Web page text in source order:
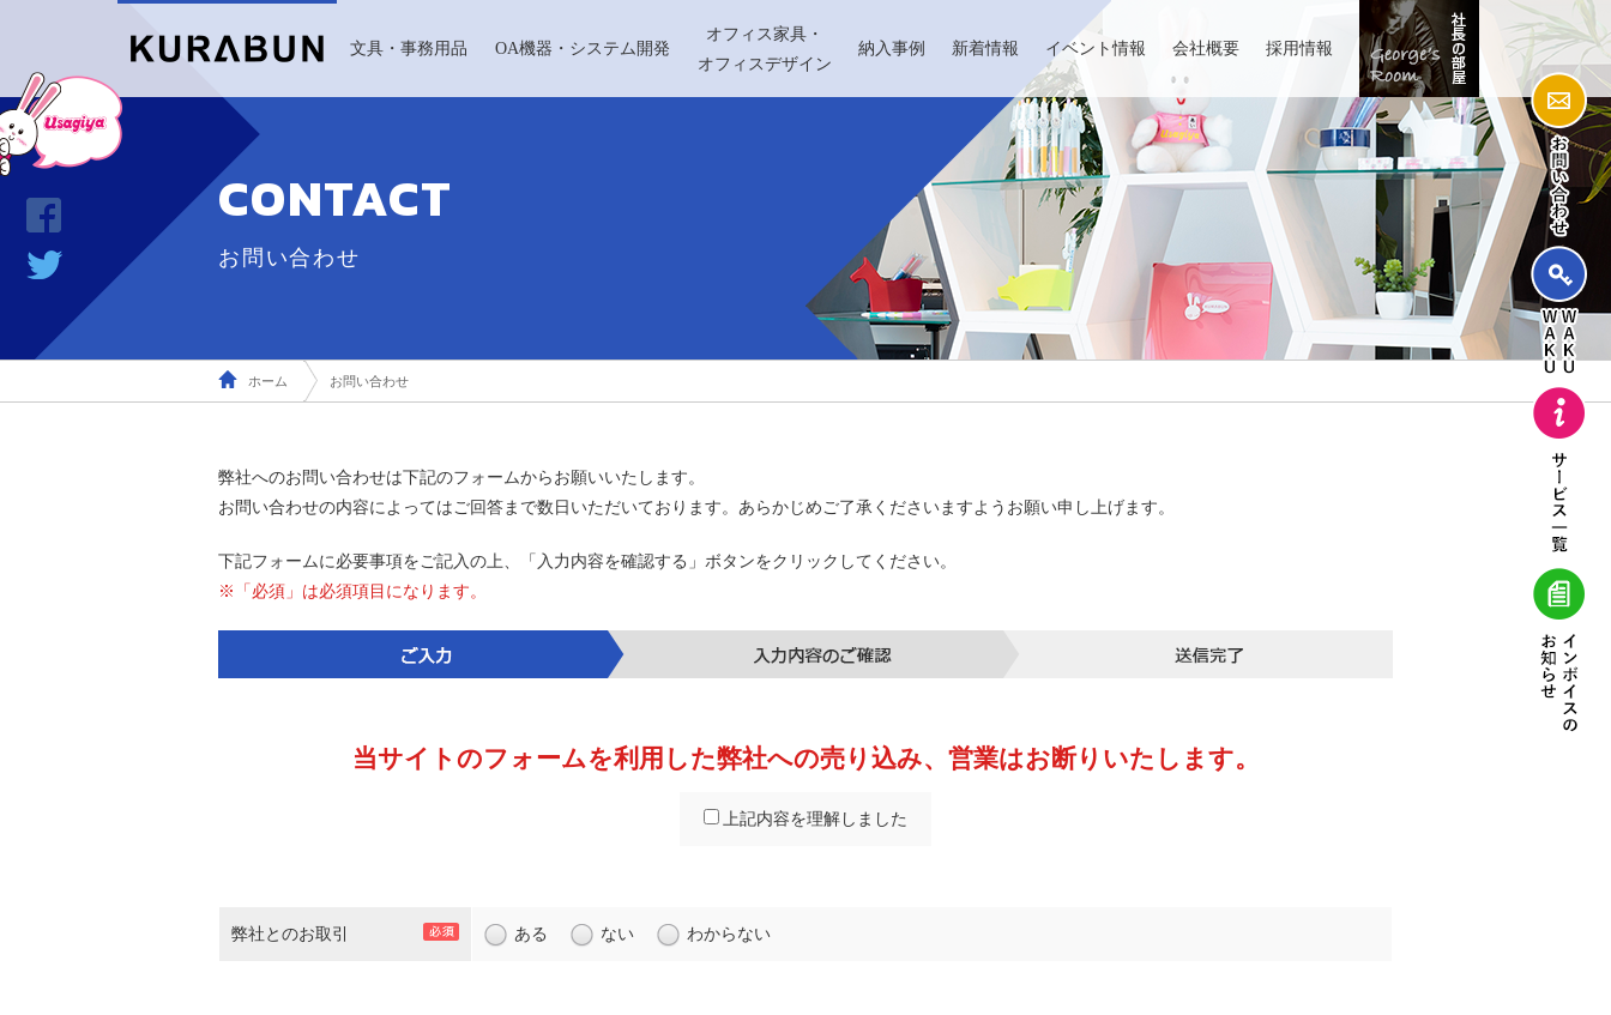
文具・事務用品 OA機器・システム開発
オフィス家具・
オフィスデザイン
納入事例 新着情報 イベント情報 会社概要 採用情報
CONTACT
お問い合わせ
ホーム お問い合わせ
弊社へのお問い合わせは下記のフォームからお願いいたします。
お問い合わせの内容によってはご回答まで数日いただいております。あらかじめご了承くださいますようお願い申し上げます。
下記フォームに必要事項をご記入の上、「入力内容を確認する」ボタンをクリックしてください。
※「必須」は必須項目になります。
当サイトのフォームを利用した弊社への売り込み、営業はお断りいたします。
上記内容を理解しました
弊社とのお取引 ある ない わからない